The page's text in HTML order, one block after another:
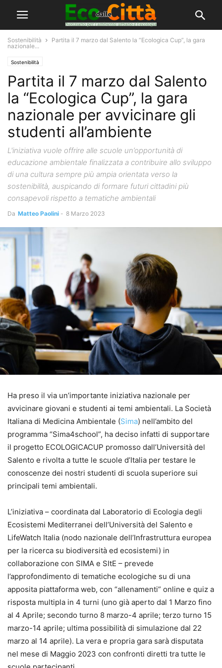
Sostenibilità
Partita il 7 marzo dal Salento la “Ecologica Cup”, la gara
nazionale...
Sostenibilità
Partita il 7 marzo dal Salento
la “Ecologica Cup”, la gara
nazionale per avvicinare gli
studenti all’ambiente
L'iniziativa vuole offrire alle scuole un’opportunità di
educazione ambientale finalizzata a contribuire allo sviluppo
di una cultura sempre più ampia orientata verso la
sostenibilità, auspicando di formare futuri cittadini più
consapevoli rispetto a tematiche ambientali
Da Matteo Paolini - 8 Marzo 2023
Ha preso il via un’importante iniziativa nazionale per
avvicinare giovani e studenti ai temi ambientali. La Società
Italiana di Medicina Ambientale (Sima) nell’ambito del
programma “Sima4school”, ha deciso infatti di supportare
il progetto ECOLOGICACUP promosso dall’Università del
Salento e rivolta a tutte le scuole d’Italia per testare le
conoscenze dei nostri studenti di scuola superiore sui
principali temi ambientali.
L’iniziativa – coordinata dal Laboratorio di Ecologia degli
Ecosistemi Mediterranei dell’Università del Salento e
LifeWatch Italia (nodo nazionale dell’Infrastruttura europea
per la ricerca su biodiversità ed ecosistemi) in
collaborazione con SIMA e SItE – prevede
l’approfondimento di tematiche ecologiche su di una
apposita piattaforma web, con “allenamenti” online e quiz a
risposta multipla in 4 turni (uno già aperto dal 1 Marzo fino
al 4 Aprile; secondo turno 8 marzo-4 aprile; terzo turno 15
marzo-14 aprile; ultima possibilità di simulazione dal 22
marzo al 14 aprile). La vera e propria gara sarà disputata
nel mese di Maggio 2023 con confronti diretti tra tutte le